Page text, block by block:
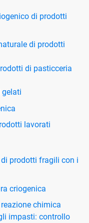
di prodotti
di prodotti
di pasticceria
gelati
lavorati
prodotti fragili con i
criogenica
chimica
impasti: controllo